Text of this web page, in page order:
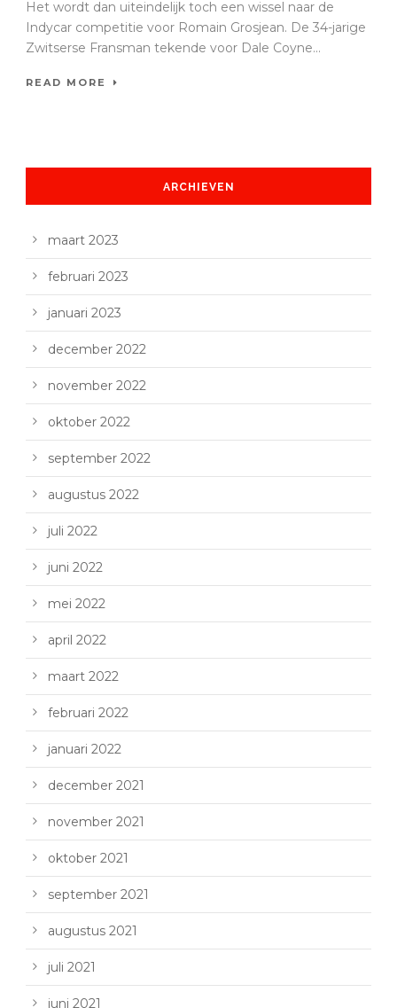
Het wordt dan uiteindelijk toch een wissel naar de
Indycar competitie voor Romain Grosjean. De 34-jarige
Zwitserse Fransman tekende voor Dale Coyne...
READ MORE
ARCHIEVEN
maart 2023
februari 2023
januari 2023
december 2022
november 2022
oktober 2022
september 2022
augustus 2022
juli 2022
juni 2022
mei 2022
april 2022
maart 2022
februari 2022
januari 2022
december 2021
november 2021
oktober 2021
september 2021
augustus 2021
juli 2021
juni 2021